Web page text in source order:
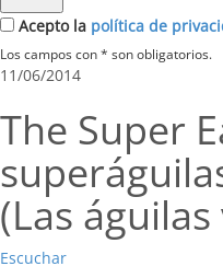
Acepto la política de
Los campos con * son obligatorios.
11/06/2014
The Super
(Las
Escuchar